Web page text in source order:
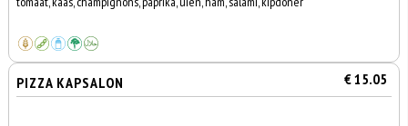
PIZZA KAPSALON € 15.05